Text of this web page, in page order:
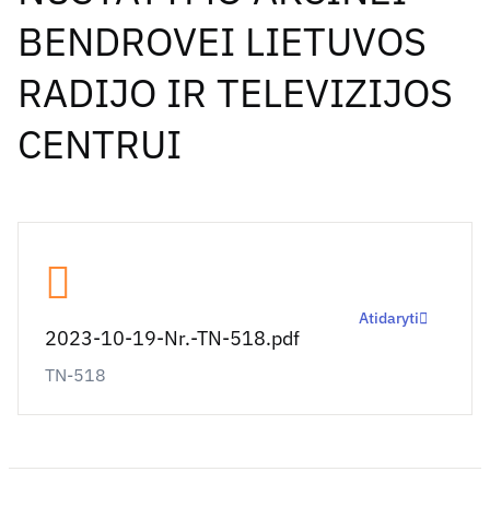
BENDROVEI LIETUVOS
RADIJO IR TELEVIZIJOS
CENTRUI
2023-10-19-Nr.-TN-518.pdf
TN-518
Atidaryti